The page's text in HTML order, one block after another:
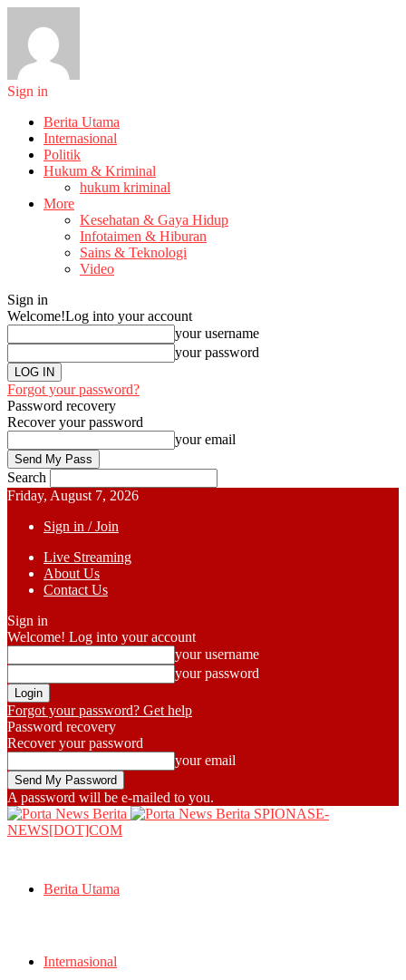
Sign in
Berita Utama
Internasional
Politik
Hukum & Kriminal
hukum kriminal
More
Kesehatan & Gaya Hidup
Infotaimen & Hiburan
Sains & Teknologi
Video
Sign in
Welcome!Log into your account
your username
your password
Forgot your password?
Password recovery
Recover your password
your email
Search
Friday, August 7, 2026
Sign in / Join
Live Streaming
About Us
Contact Us
Sign in
Welcome! Log into your account
your username
your password
Forgot your password? Get help
Password recovery
Recover your password
your email
A password will be e-mailed to you.
SPIONASE-
NEWS[DOT]COM
Berita Utama
Internasional